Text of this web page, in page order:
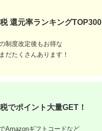
と
還元率ランキングTOP300
制度改定後もお得な
だたくさんあります！
でポイント大量GET！
Amazonギフトコードなど